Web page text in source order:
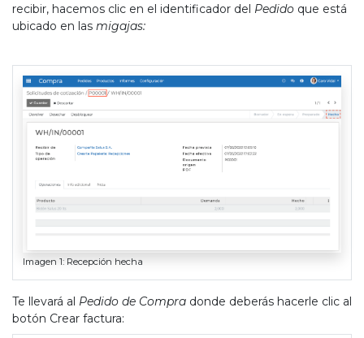
recibir, hacemos clic en el identificador del Pedido que está
ubicado en las migajas:
Imagen 1: Recepción hecha
Te llevará al Pedido de Compra donde deberás hacerle clic al
botón Crear factura: